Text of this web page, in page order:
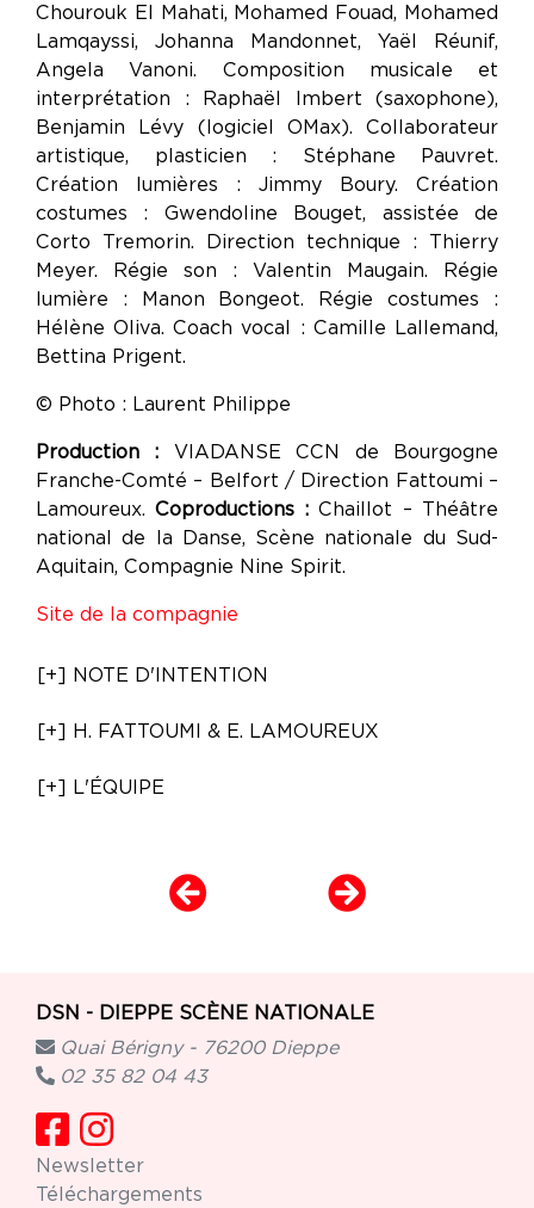
Chourouk El Mahati, Mohamed Fouad, Mohamed
Lamqayssi, Johanna Mandonnet, Yaël Réunif,
Angela Vanoni. Composition musicale et
interprétation : Raphaël Imbert (saxophone),
Benjamin Lévy (logiciel OMax). Collaborateur
artistique, plasticien : Stéphane Pauvret.
Création lumières : Jimmy Boury. Création
costumes : Gwendoline Bouget, assistée de
Corto Tremorin. Direction technique : Thierry
Meyer. Régie son : Valentin Maugain. Régie
lumière : Manon Bongeot. Régie costumes :
Hélène Oliva. Coach vocal : Camille Lallemand,
Bettina Prigent.
© Photo : Laurent Philippe
Production : VIADANSE CCN de Bourgogne
Franche-Comté – Belfort / Direction Fattoumi –
Lamoureux. Coproductions : Chaillot – Théâtre
national de la Danse, Scène nationale du Sud-
Aquitain, Compagnie Nine Spirit.
Site de la compagnie
[+] NOTE D'INTENTION
[+] H. FATTOUMI & E. LAMOUREUX
[+] L'ÉQUIPE
DSN - DIEPPE SCÈNE NATIONALE
Quai Bérigny - 76200 Dieppe
02 35 82 04 43
Newsletter
Téléchargements